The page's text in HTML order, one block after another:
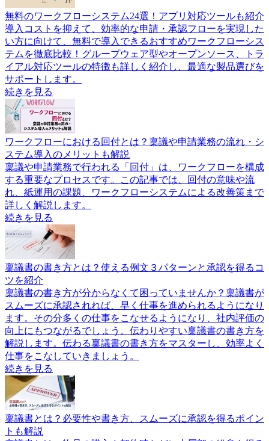
無料のワークフローシステム24選！アプリ対応ツールも紹介
導入コストを抑えて、効率的な申請・承認フローを実現した
い方に向けて、無料で導入できるおすすめワークフローシス
テムを徹底比較！グループウェア型やオープンソース、トラ
イアル対応ツールの特徴も詳しく紹介し、最適な製品選びを
サポートします。
続きを見る
ワークフローにおける回付とは？稟議や申請業務の流れ・シ
ステム導入のメリットも解説
稟議や申請業務で行われる「回付」は、ワークフローを構成
する重要なプロセスです。この記事では、回付の意味や流
れ、紙運用の課題、ワークフローシステムによる改善策まで
詳しく解説します。
続きを見る
稟議書の書き方とは？使える例文３パターンと承認を得るコ
ツを紹介
稟議書の書き方が分からなくて困っていませんか？稟議書が
スムーズに承認されれば、早く仕事を進められるようになり
ます。その分多くの仕事をこなせるようになり、社内評価の
向上にもつながるでしょう。伝わりやすい稟議書の書き方を
解説します。伝わる稟議書の書き方をマスターし、効率よく
仕事をこなしていきましょう。
続きを見る
稟議書とは？必要性や書き方、スムーズに承認を得るポイン
トも解説